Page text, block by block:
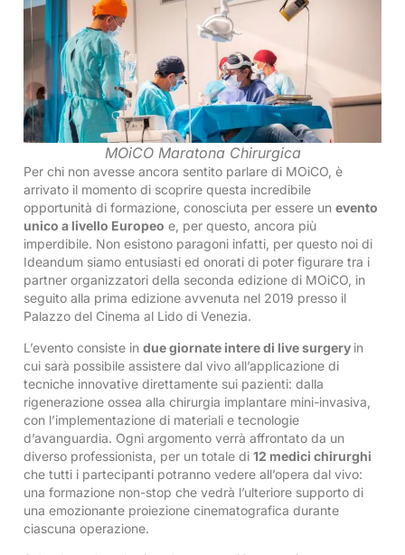
MOiCO Maratona Chirurgica
Per chi non avesse ancora sentito parlare di MOiCO, è
arrivato il momento di scoprire questa incredibile
opportunità di formazione, conosciuta per essere un evento
unico a livello Europeo e, per questo, ancora più
imperdibile. Non esistono paragoni infatti, per questo noi di
Ideandum siamo entusiasti ed onorati di poter figurare tra i
partner organizzatori della seconda edizione di MOiCO, in
seguito alla prima edizione avvenuta nel 2019 presso il
Palazzo del Cinema al Lido di Venezia.
L’evento consiste in due giornate intere di live surgery in
cui sarà possibile assistere dal vivo all’applicazione di
tecniche innovative direttamente sui pazienti: dalla
rigenerazione ossea alla chirurgia implantare mini-invasiva,
con l’implementazione di materiali e tecnologie
d’avanguardia. Ogni argomento verrà affrontato da un
diverso professionista, per un totale di 12 medici chirurghi
che tutti i partecipanti potranno vedere all’opera dal vivo:
una formazione non-stop che vedrà l’ulteriore supporto di
una emozionante proiezione cinematografica durante
ciascuna operazione.